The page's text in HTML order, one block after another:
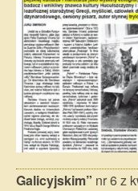
Galicyjskim” nr 6 z